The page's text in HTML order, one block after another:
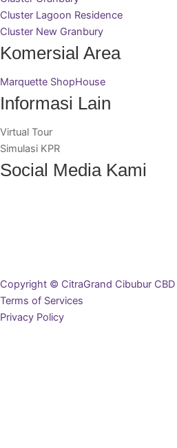
Cluster Lagoon Residence
Cluster New Granbury
Komersial Area
Marquette ShopHouse
Informasi Lain
Virtual Tour
Simulasi KPR
Social Media Kami
Copyright © CitraGrand Cibubur CBD
Terms of Services
Privacy Policy